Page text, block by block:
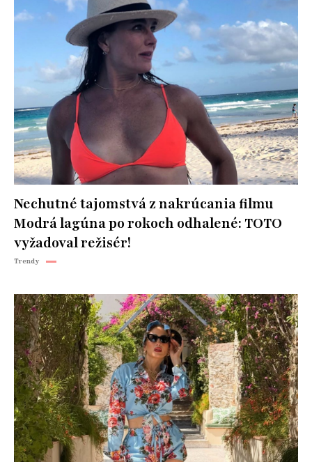
Nechutné tajomstvá z nakrúcania filmu
Modrá lagúna po rokoch odhalené: TOTO
vyžadoval režisér!
Trendy